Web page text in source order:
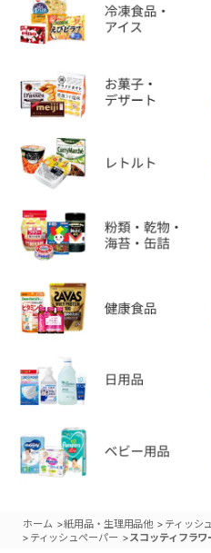
ホーム >紙用品・生理用品他 > ティッシ
> ティッシュペーパー > スコッティフラワ